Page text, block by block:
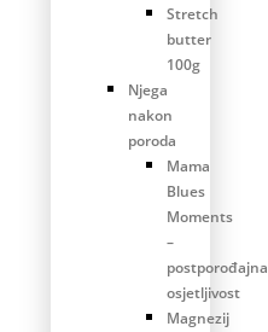
Stretch
butter
100g
Njega
nakon
poroda
Mama
Blues
Moments
–
postporođajna
osjetljivost
Magnezij